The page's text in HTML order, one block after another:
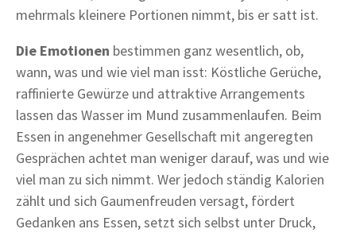
mehrmals kleinere Portionen nimmt, bis er satt ist.
Die Emotionen bestimmen ganz wesentlich, ob,
wann, was und wie viel man isst: Köstliche Gerüche,
raffinierte Gewürze und attraktive Arrangements
lassen das Wasser im Mund zusammenlaufen. Beim
Essen in angenehmer Gesellschaft mit angeregten
Gesprächen achtet man weniger darauf, was und wie
viel man zu sich nimmt. Wer jedoch ständig Kalorien
zählt und sich Gaumenfreuden versagt, fördert
Gedanken ans Essen, setzt sich selbst unter Druck,